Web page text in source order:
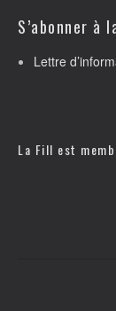
S’abonner à
Lettre
La Fill est